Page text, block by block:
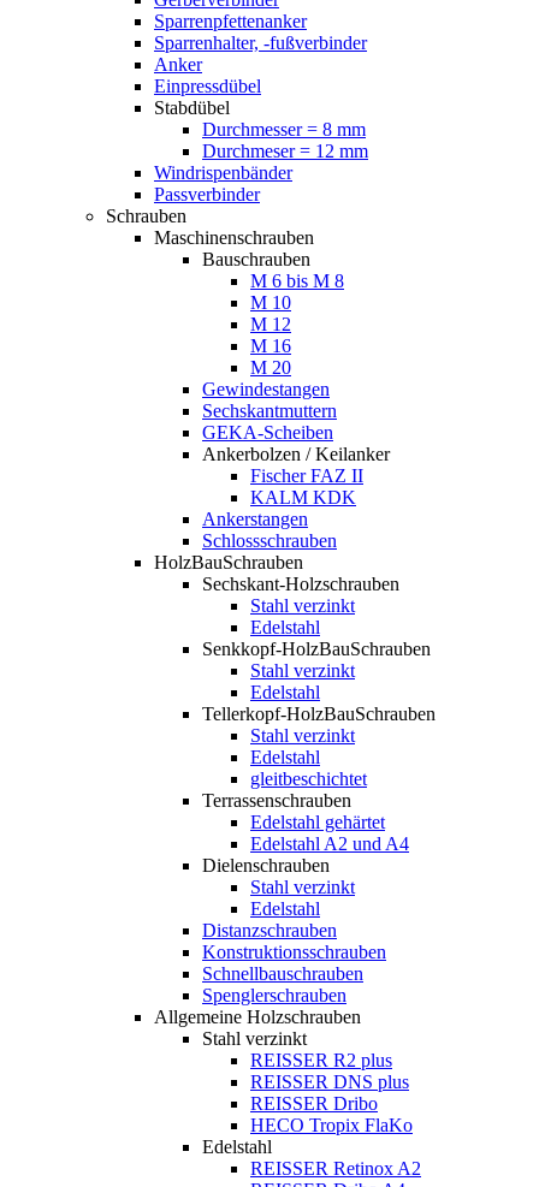
Sparrenpfettenanker
Sparrenhalter, -fußverbinder
Anker
Einpressdübel
Stabdübel
Durchmesser = 8 mm
Durchmeser = 12 mm
Windrispenbänder
Passverbinder
Schrauben
Maschinenschrauben
Bauschrauben
M 6 bis M 8
M 10
M 12
M 16
M 20
Gewindestangen
Sechskantmuttern
GEKA-Scheiben
Ankerbolzen / Keilanker
Fischer FAZ II
KALM KDK
Ankerstangen
Schlossschrauben
HolzBauSchrauben
Sechskant-Holzschrauben
Stahl verzinkt
Edelstahl
Senkkopf-HolzBauSchrauben
Stahl verzinkt
Edelstahl
Tellerkopf-HolzBauSchrauben
Stahl verzinkt
Edelstahl
gleitbeschichtet
Terrassenschrauben
Edelstahl gehärtet
Edelstahl A2 und A4
Dielenschrauben
Stahl verzinkt
Edelstahl
Distanzschrauben
Konstruktionsschrauben
Schnellbauschrauben
Spenglerschrauben
Allgemeine Holzschrauben
Stahl verzinkt
REISSER R2 plus
REISSER DNS plus
REISSER Dribo
HECO Tropix FlaKo
Edelstahl
REISSER Retinox A2